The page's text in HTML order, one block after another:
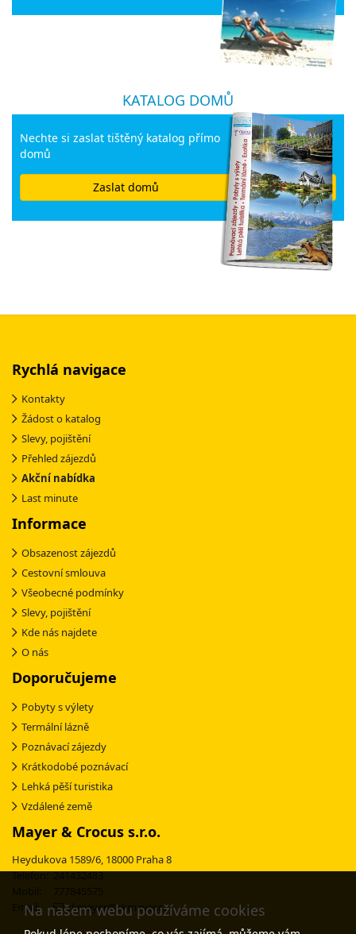
KATALOG DOMŮ
Nechte si zaslat tištěný katalog přímo
domů
Zaslat domů
Rychlá navigace
Kontakty
Žádost o katalog
Slevy, pojištění
Přehled zájezdů
Akční nabídka
Last minute
Informace
Obsazenost zájezdů
Cestovní smlouva
Všeobecné podmínky
Slevy, pojištění
Kde nás najdete
O nás
Doporučujeme
Pobyty s výlety
Termální lázně
Poznávací zájezdy
Krátkodobé poznávací
Lehká pěší turistika
Vzdálené země
Mayer & Crocus s.r.o.
Heydukova 1589/6, 18000 Praha 8
Telefon: 241432483
Email:
ckmayer@ckmayer.cz
Na našem webu používáme cookies